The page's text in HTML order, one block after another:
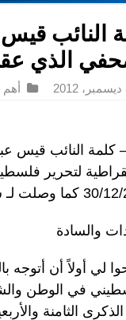
النائب قيس
الذي
أهم
كلمة النائب قيس
لتحرير
وصلت لـ شفا .
والسادة
لي أولاً أن أتوجه
في الوطن
الثامنة